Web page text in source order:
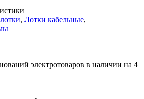
, Лотки кабельные,
электротоваров в наличии на 4